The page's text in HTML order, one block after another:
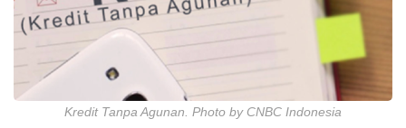
Kredit Tanpa Agunan. Photo by CNBC Indonesia